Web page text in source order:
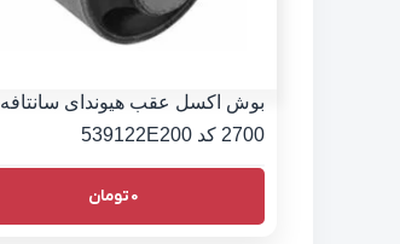
بوش اکسل عقب هیوندای سانتافه
2700 کد 539122E200
0تومان